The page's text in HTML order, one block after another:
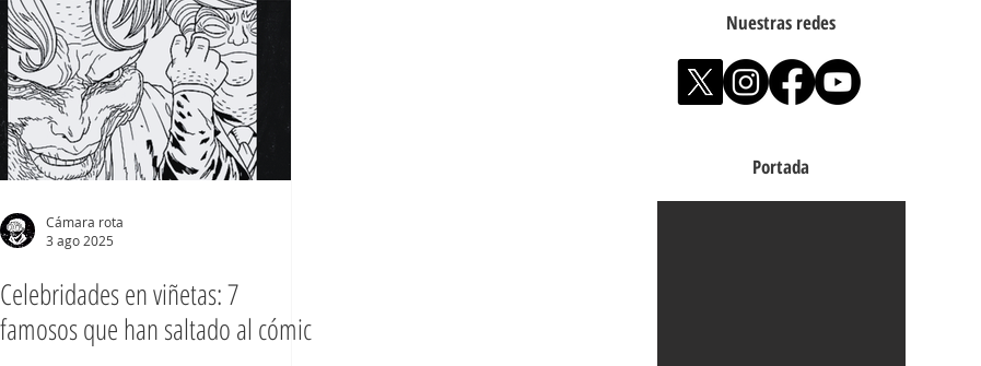
Cámara rota
3 ago 2025
Celebridades en viñetas: 7
famosos que han saltado al cómic
Nuestras redes
Portada